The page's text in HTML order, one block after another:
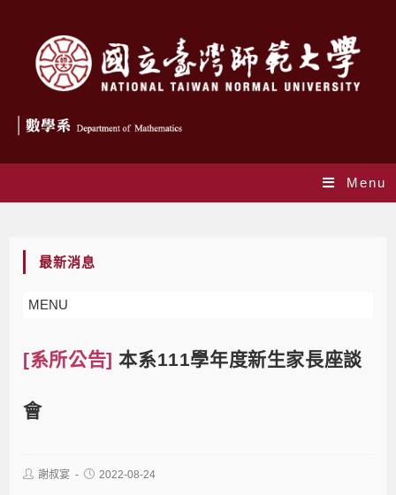
Menu
最新消息
MENU
[系所公告]本系111學年度新生家長座談
會
謝叔宴 2022-08-24